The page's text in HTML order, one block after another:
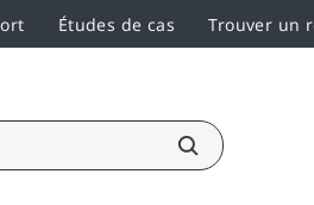
Études de cas Trouver un